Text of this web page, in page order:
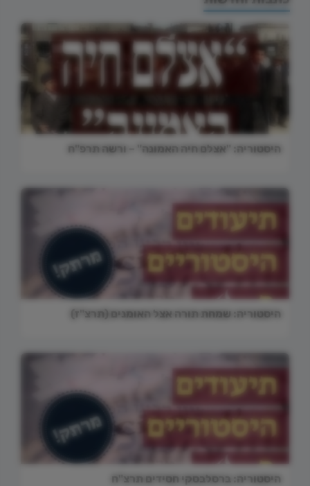
היסטוריה: "אצלם חיה האמונה" – ורשה תרפ"ח
היסטוריה: שמחת תורה אצל האומנים (תרצ"ז)
היסטוריה: ברסלבסקי חסידים תרצ"ח